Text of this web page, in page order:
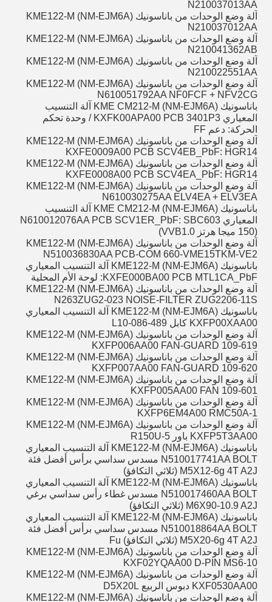
N210037013AA
آلة وضع الوحدات من باناسونيك KME122-M (NM-EJM6A)
N210037012AA
آلة وضع الوحدات من باناسونيك KME122-M (NM-EJM6A)
N210041362AB
آلة وضع الوحدات من باناسونيك KME122-M (NM-EJM6A)
N210022551AA
آلة وضع الوحدات من باناسونيك KME122-M (NM-EJM6A)
N610051792AA NF0FCF + NFV2CG
باناسونيك KME CM212-M (NM-EJM6A) آلة التنسيب
المعياري KXFK00APA00 PCB 3401P3 / وحدة تحكم
الحركة: دعم FF
آلة وضع الوحدات من باناسونيك KME122-M (NM-EJM6A)
KXFE0009A00 PCB SCV4EB_PbF: HGR14
آلة وضع الوحدات من باناسونيك KME122-M (NM-EJM6A)
KXFE0008A00 PCB SCV4EA_PbF: HGR14
آلة وضع الوحدات من باناسونيك KME122-M (NM-EJM6A)
N610030275AA ELV4EA + ELV3EA
باناسونيك KME CM212-M (NM-EJM6A) آلة التنسيب
المعياري N610012076AA PCB SCV1ER_PbF: SBC603
(150 ميجا هرتز VVB1.0)
آلة وضع الوحدات من باناسونيك KME122-M (NM-EJM6A)
N510036830AA PCB-COM 660-VME15TKM-VE2
باناسونيك KME122-M (NM-EJM6A) آلة التنسيب المعياري
KXFE000BA00 PCB MTL1CA_PbF: لوحة الأم المحلية
آلة وضع الوحدات من باناسونيك KME122-M (NM-EJM6A)
N263ZUG2-023 NOISE-FILTER ZUG2206-11S
باناسونيك KME122-M (NM-EJM6A) آلة التنسيب المعياري
KXFP00XAA00 كابل 489-086-L10
آلة وضع الوحدات من باناسونيك KME122-M (NM-EJM6A)
KXFP006AA00 FAN-GUARD 109-619
آلة وضع الوحدات من باناسونيك KME122-M (NM-EJM6A)
KXFP007AA00 FAN-GUARD 109-620
آلة وضع الوحدات من باناسونيك KME122-M (NM-EJM6A)
KXFP005AA00 FAN 109-601
آلة وضع الوحدات من باناسونيك KME122-M (NM-EJM6A)
KXFP6EM4A00 RMC50A-1
آلة وضع الوحدات من باناسونيك KME122-M (NM-EJM6A)
KXFP5T3AA00 باور R150U-5
باناسونيك KME122-M (NM-EJM6A) آلة التنسيب المعياري
N510017741AA BOLT مسدس سداسي برأس أفضل فئة
M5X12-6g 4T A2J (ثلاثي التكافؤ)
باناسونيك KME122-M (NM-EJM6A) آلة التنسيب المعياري
N510017460AA BOLT مسدس غطاء رأس سداسي برغي
M6X90-10.9 A2J (ثلاثي التكافؤ)
باناسونيك KME122-M (NM-EJM6A) آلة التنسيب المعياري
N510018864AA BOLT مسدس سداسي برأس أفضل فئة
M5X20-6g 4T A2J (ثلاثي التكافؤ) Fu
آلة وضع الوحدات من باناسونيك KME122-M (NM-EJM6A)
KXF02YQAA00 D-PIN MS6-10
آلة وضع الوحدات من باناسونيك KME122-M (NM-EJM6A)
KXF0530AA00 دبوس الربيع D5X20L
آلة وضع الوحدات من باناسونيك KME122-M (NM-EJM6A)